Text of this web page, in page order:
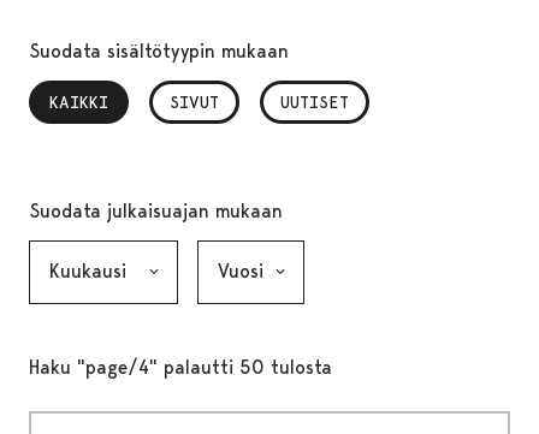
Suodata sisältötyypin mukaan
KAIKKI
, VALITTU SIVUT UUTISET
Suodata julkaisuajan mukaan
Haku "page/4" palautti 50 tulosta